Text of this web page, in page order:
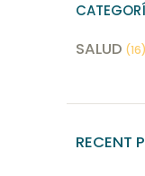
SALUD (16)
RECENT